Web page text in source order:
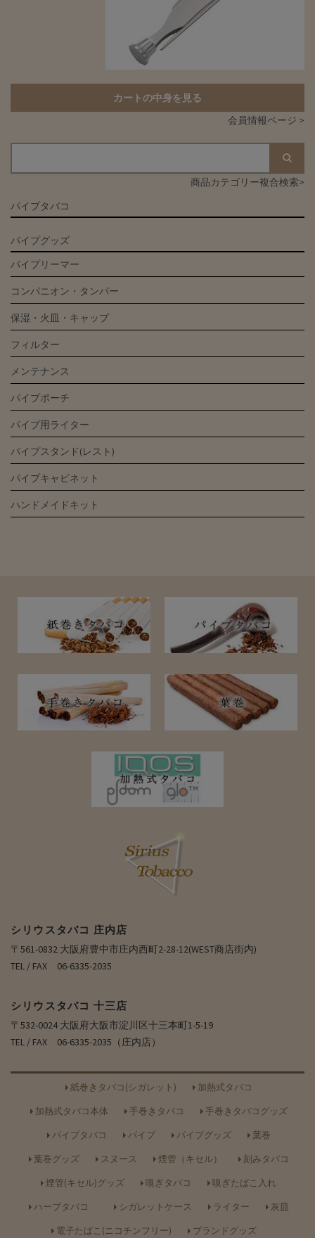
カートの中身を見る
会員情報ページ >
商品カテゴリー複合検索>
パイプタバコ
パイプグッズ
パイプリーマー
コンパニオン・タンパー
保湿・火皿・キャップ
フィルター
メンテナンス
パイプポーチ
パイプ用ライター
パイプスタンド(レスト)
パイプキャビネット
ハンドメイドキット
シリウスタバコ 庄内店
〒561-0832 大阪府豊中市庄内西町2-28-12(WEST商店街内)
TEL / FAX 06-6335-2035
シリウスタバコ 十三店
〒532-0024 大阪府大阪市淀川区十三本町1-5-19
TEL / FAX 06-6335-2035（庄内店）
紙巻きタバコ(シガレット)
加熱式タバコ
加熱式タバコ本体
手巻きタバコ
手巻きタバコグッズ
パイプタバコ
パイプ パイプグッズ
葉巻
葉巻グッズ
スヌース 煙管（キセル）
刻みタバコ
煙管(キセル)グッズ
嗅ぎタバコ
嗅ぎたばこ入れ
ハーブタバコ
シガレットケース ライター
灰皿
電子たばこ(ニコチンフリー)
ブランドグッズ